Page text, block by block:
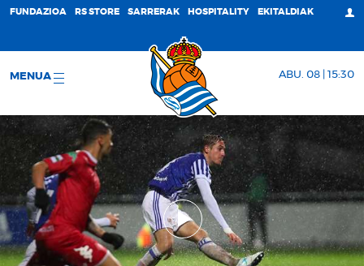
FUNDAZIOA RS STORE SARRERAK HOSPITALITY EKITALDIAK
MENUA ABU. 08 | 15:30